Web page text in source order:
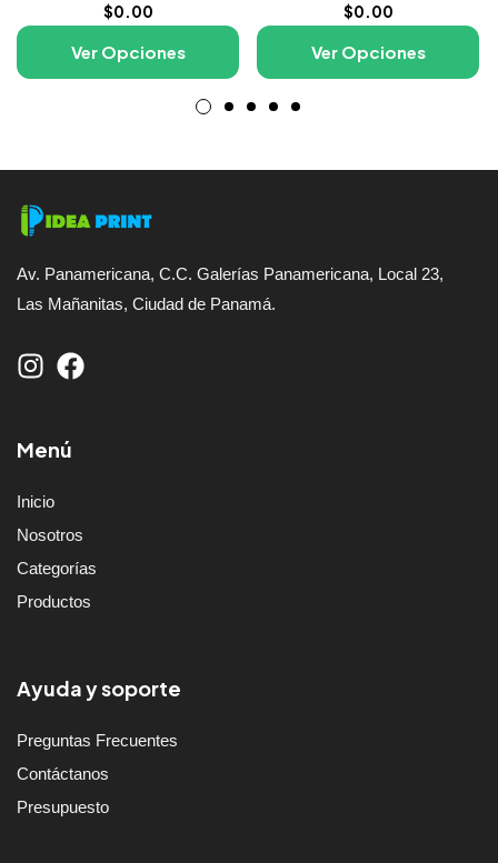
$0.00
Ver Opciones
$0.00
Ver Opciones
Av. Panamericana, C.C. Galerías Panamericana, Local 23,
Las Mañanitas, Ciudad de Panamá.
Menú
Inicio
Nosotros
Categorías
Productos
Ayuda y soporte
Preguntas Frecuentes
Contáctanos
Presupuesto